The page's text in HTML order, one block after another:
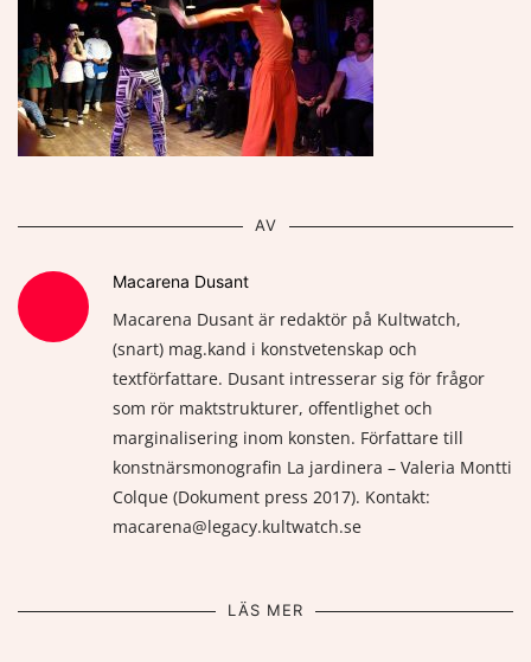
AV
Macarena Dusant
Macarena Dusant är redaktör på Kultwatch,
(snart) mag.kand i konstvetenskap och
textförfattare. Dusant intresserar sig för frågor
som rör maktstrukturer, offentlighet och
marginalisering inom konsten. Författare till
konstnärsmonografin La jardinera – Valeria Montti
Colque (Dokument press 2017). Kontakt:
macarena@legacy.kultwatch.se
LÄS MER